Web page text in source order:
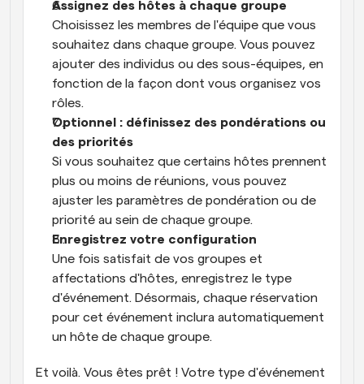
Assignez des hôtes à chaque groupe
Choisissez les membres de l'équipe que vous
souhaitez dans chaque groupe. Vous pouvez
ajouter des individus ou des sous-équipes, en
fonction de la façon dont vous organisez vos
rôles.
Optionnel : définissez des pondérations ou
des priorités
Si vous souhaitez que certains hôtes prennent
plus ou moins de réunions, vous pouvez
ajuster les paramètres de pondération ou de
priorité au sein de chaque groupe.
Enregistrez votre configuration
Une fois satisfait de vos groupes et
affectations d'hôtes, enregistrez le type
d'événement. Désormais, chaque réservation
pour cet événement inclura automatiquement
un hôte de chaque groupe.
Et voilà. Vous êtes prêt ! Votre type d'événement